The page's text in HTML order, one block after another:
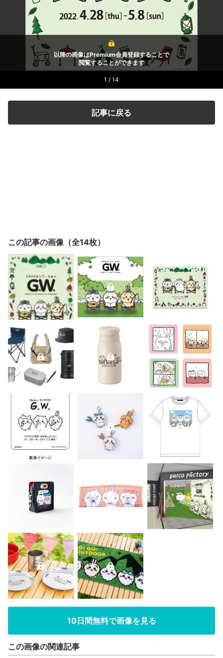
以降の画像はPremium会員登録することで
閲覧することができます
1 / 14
記事に戻る
この記事の画像（全14枚）
10日間無料で画像を見る
この画像の関連記事